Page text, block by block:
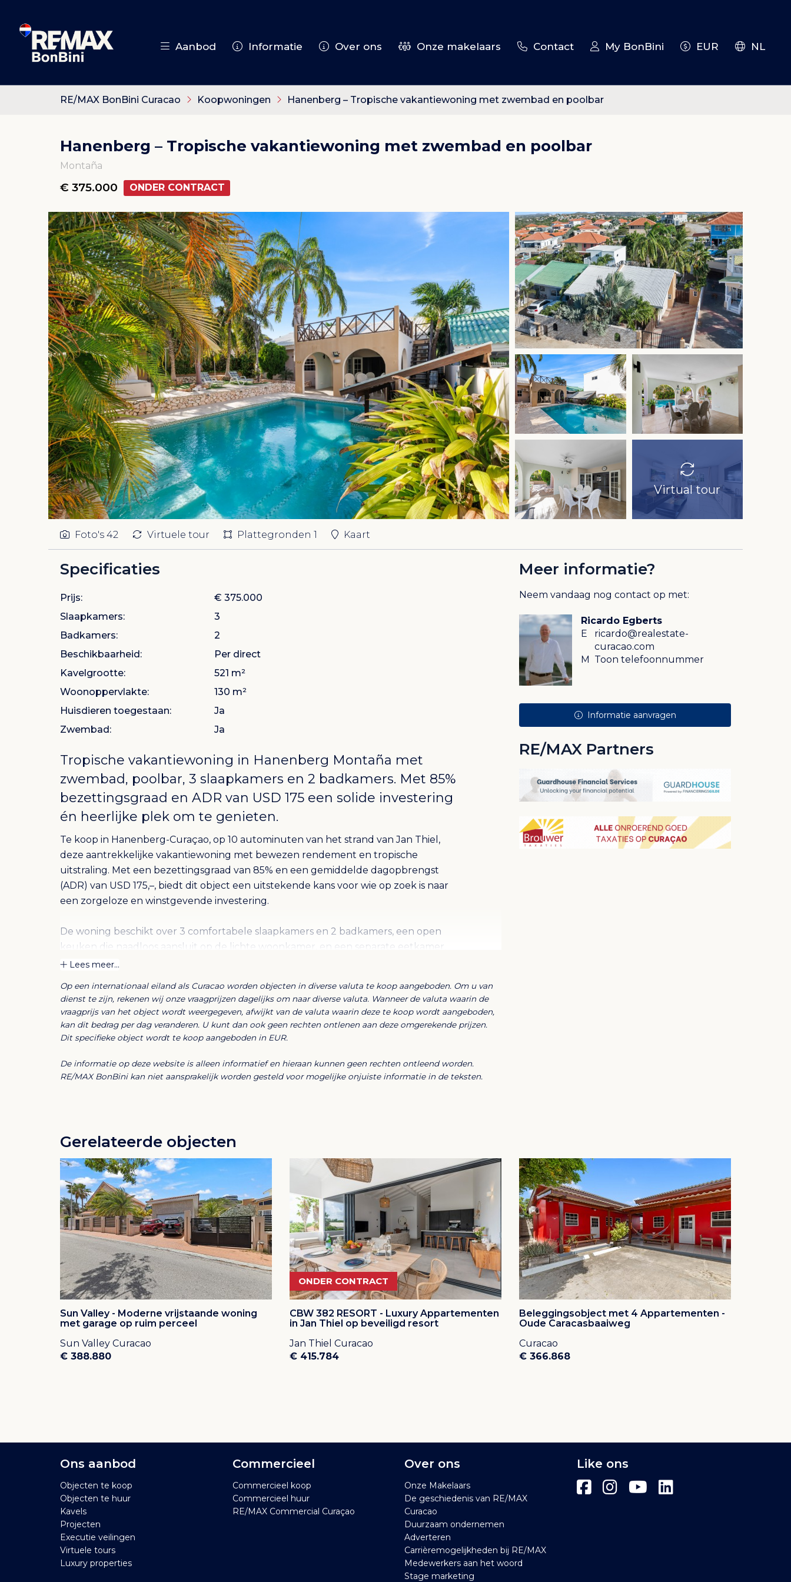
Aanbod Informatie Over ons Onze makelaars Contact My BonBini EUR NL
RE/MAX BonBini Curacao Koopwoningen Hanenberg – Tropische vakantiewoning met zwembad en poolbar
Hanenberg – Tropische vakantiewoning met zwembad en poolbar
Montaña
€ 375.000 ONDER CONTRACT
Virtual tour
Foto's 42 Virtuele tour Plattegronden 1 Kaart
Specificaties
Prijs:
€ 375.000
Slaapkamers:
3
Badkamers:
2
Beschikbaarheid:
Per direct
Kavelgrootte:
521 m²
Woonoppervlakte:
130 m²
Huisdieren toegestaan:
Ja
Zwembad:
Ja
Tropische vakantiewoning in Hanenberg Montaña met
zwembad, poolbar, 3 slaapkamers en 2 badkamers. Met 85%
bezettingsgraad en ADR van USD 175 een solide investering
én heerlijke plek om te genieten.
Te koop in Hanenberg-Curaçao, op 10 autominuten van het strand van Jan Thiel,
deze aantrekkelijke vakantiewoning met bewezen rendement en tropische
uitstraling. Met een bezettingsgraad van 85% en een gemiddelde dagopbrengst
(ADR) van USD 175,–, biedt dit object een uitstekende kans voor wie op zoek is naar
een zorgeloze en winstgevende investering.
De woning beschikt over 3 comfortabele slaapkamers en 2 badkamers, een open
keuken die naadloos aansluit op de lichte woonkamer, en een separate eetkamer.
Buiten is het volop genieten: een zwembad met eigen poolbar en een fraai
Houd er rekening mee dat de vraagprijs exclusief de inboedel is.
De lopende boekingen dienen door de nieuwe eigenaar te worden overgenomen.
Of u nu zelf wilt genieten van zonnige dagen op Curaçao of liever kiest voor een
solide belegging met gegarandeerde bezettingsgraad, deze woning combineert
Montaña is een woonwijk in het oosten van Willemstad, de hoofdstad van Curaçao. De wijk
ligt circa 5 kilometer ten oosten van het Schottegat, de natuurlijke haven van Willemstad.
Het grenst in het noorden aan de wijk Groot Sint Joris, in het oosten aan de wijk Fuik, in het
zuiden aan de wijken Rooi Santu en Jan Sofat en in het westen aan de wijk Santa Rosa. De
naam Montaña is afgeleid van het Spaanse woord voor berg.
Het is een relatief grote wijk die op haar beurt weer is onderverdeeld in kleinere wijkjes, zoals
onder andere Montaña Abou, Hoenderberg, Beurs, Lang Leven, Montaña Rey, Montaña Rey
Noord, Oudewater, Gustavia, Katoentuin en Welgelegen.
De dichtstbijzijnde publieke stranden zijn de Caracasbaai, de Baya Beach en de Jan Thielbaai
in de wijk Jan Thiel ten zuiden van Montaña. Vanuit Montaña zijn deze stranden in 10 à 15
Groot Sint Joris een aloë vera plantage te vinden, de Aloe Vera Plantation Curaçao.
Lees meer...
Op een internationaal eiland als Curacao worden objecten in diverse valuta te koop aangeboden. Om u van
dienst te zijn, rekenen wij onze vraagprijzen dagelijks om naar diverse valuta. Wanneer de valuta waarin de
vraagprijs van het object wordt weergegeven, afwijkt van de valuta waarin deze te koop wordt aangeboden,
kan dit bedrag per dag veranderen. U kunt dan ook geen rechten ontlenen aan deze omgerekende prijzen.
Dit specifieke object wordt te koop aangeboden in EUR.
De informatie op deze website is alleen informatief en hieraan kunnen geen rechten ontleend worden.
RE/MAX BonBini kan niet aansprakelijk worden gesteld voor mogelijke onjuiste informatie in de teksten.
Meer informatie?
Neem vandaag nog contact op met:
Ricardo Egberts
E
ricardo@realestate-
curacao.com
M Toon telefoonnummer
Informatie aanvragen
RE/MAX Partners
Gerelateerde objecten
Sun Valley - Moderne vrijstaande woning
met garage op ruim perceel
Sun Valley Curacao
€ 388.880
ONDER CONTRACT
CBW 382 RESORT - Luxury Appartementen
in Jan Thiel op beveiligd resort
Jan Thiel Curacao
€ 415.784
Beleggingsobject met 4 Appartementen -
Oude Caracasbaaiweg
Curacao
€ 366.868
Ons aanbod
Objecten te koop
Objecten te huur
Kavels
Projecten
Executie veilingen
Virtuele tours
Luxury properties
Commercieel
Commercieel koop
Commercieel huur
RE/MAX Commercial Curaçao
Over ons
Onze Makelaars
De geschiedenis van RE/MAX
Curacao
Duurzaam ondernemen
Adverteren
Carrièremogelijkheden bij RE/MAX
Medewerkers aan het woord
Stage marketing
Like ons